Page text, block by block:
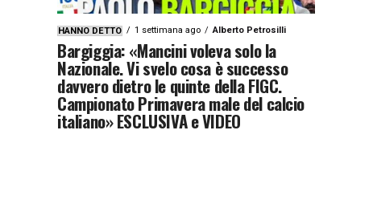
HANNO DETTO 1 settimana ago Alberto Petrosilli
Bargiggia: «Mancini voleva solo la
Nazionale. Vi svelo cosa è successo
davvero dietro le quinte della FIGC.
Campionato Primavera male del calcio
italiano» ESCLUSIVA e VIDEO